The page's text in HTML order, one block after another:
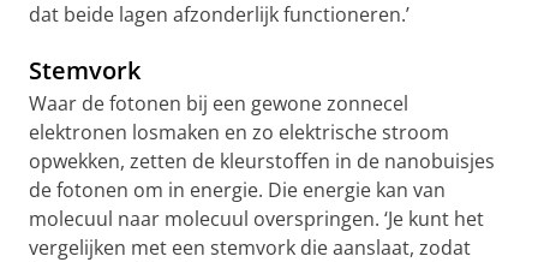
dat beide lagen afzonderlijk functioneren.’
Stemvork
Waar de fotonen bij een gewone zonnecel
elektronen losmaken en zo elektrische stroom
opwekken, zetten de kleurstoffen in de nanobuisjes
de fotonen om in energie. Die energie kan van
molecuul naar molecuul overspringen. ‘Je kunt het
vergelijken met een stemvork die aanslaat, zodat